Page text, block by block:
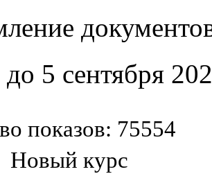
до 5 сентября
показов: 75554
Новый курс